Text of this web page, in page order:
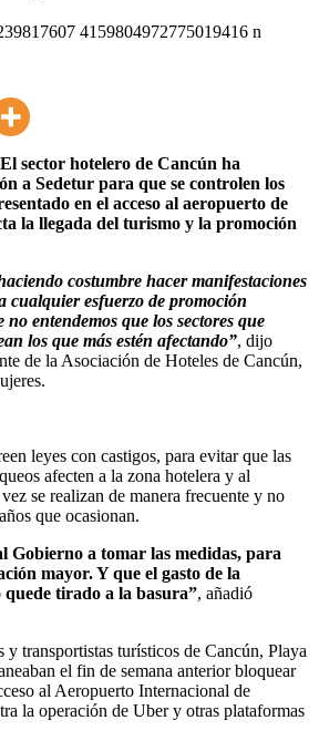
sector hotelero de Cancún ha
a Sedetur para que se controlen los
en el acceso al aeropuerto de
la llegada del turismo y la promoción
costumbre hacer manifestaciones
cualquier esfuerzo de promoción
no entendemos que los sectores que
los que más estén afectando”, dijo
de la Asociación de Hoteles de Cancún,
leyes con castigos, para evitar que las
afecten a la zona hotelera y al
se realizan de manera frecuente y no
que ocasionan.
Gobierno a tomar las medidas, para
mayor. Y que el gasto de la
tirado a la basura”, añadió
y transportistas turísticos de Cancún, Playa
el fin de semana anterior bloquear
al Aeropuerto Internacional de
la operación de Uber y otras plataformas